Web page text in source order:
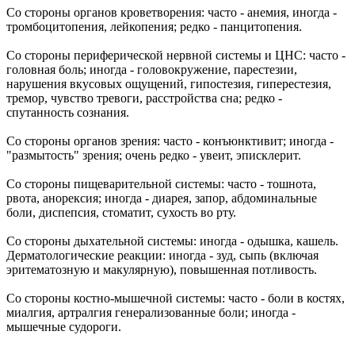
Со стороны органов кроветворения: часто - анемия, иногда -
тромбоцитопения, лейкопения; редко - панцитопения.
Со стороны периферической нервной системы и ЦНС: часто -
головная боль; иногда - головокружение, парестезии,
нарушения вкусовых ощущений, гипостезия, гиперестезия,
тремор, чувство тревоги, расстройства сна; редко -
спутанность сознания.
Со стороны органов зрения: часто - конъюнктивит; иногда -
"размытость" зрения; очень редко - увеит, эписклерит.
Со стороны пищеварительной системы: часто - тошнота,
рвота, анорексия; иногда - диарея, запор, абдоминальные
боли, диспепсия, стоматит, сухость во рту.
Со стороны дыхательной системы: иногда - одышка, кашель.
Дерматологические реакции: иногда - зуд, сыпь (включая
эритематозную и макулярную), повышенная потливость.
Со стороны костно-мышечной системы: часто - боли в костях,
миалгия, артралгия генерализованные боли; иногда -
мышечные судороги.